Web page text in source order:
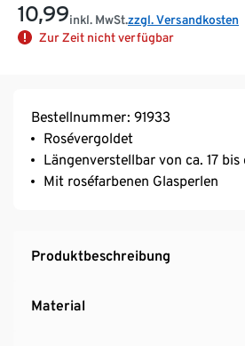
10,99inkl. MwSt.zzgl. Versandkosten
Zur Zeit nicht verfügbar
Bestellnummer: 91933
Rosévergoldet
Längenverstellbar von ca. 17 bis
Mit roséfarbenen Glasperlen
Produktbeschreibung
Material